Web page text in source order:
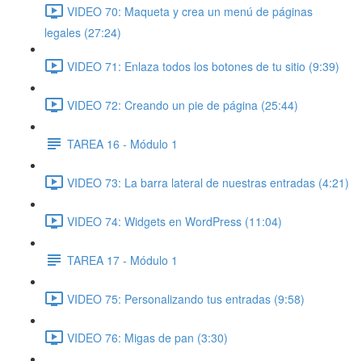
VIDEO 70: Maqueta y crea un menú de páginas
legales (27:24)
VIDEO 71: Enlaza todos los botones de tu sitio (9:39)
VIDEO 72: Creando un pie de página (25:44)
TAREA 16 - Módulo 1
VIDEO 73: La barra lateral de nuestras entradas (4:21)
VIDEO 74: Widgets en WordPress (11:04)
TAREA 17 - Módulo 1
VIDEO 75: Personalizando tus entradas (9:58)
VIDEO 76: Migas de pan (3:30)